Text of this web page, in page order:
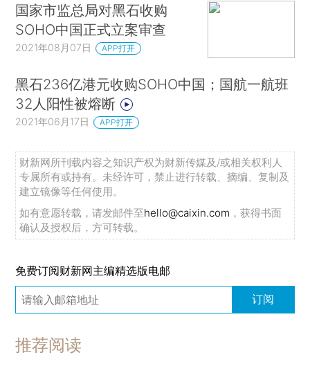
国家市监总局对黑石收购
SOHO中国正式立案审查
2021年08月07日 APP打开
黑石236亿港元收购SOHO中国；国航一航班
32人阳性被熔断
2021年06月17日 APP打开
财新网所刊载内容之知识产权为财新传媒及/或相关权利人
专属所有或持有。未经许可，禁止进行转载、摘编、复制及
建立镜像等任何使用。
如有意愿转载，请发邮件至hello@caixin.com ，获得书面
确认及授权后，方可转载。
免费订阅财新网主编精选版电邮
订阅
推荐阅读